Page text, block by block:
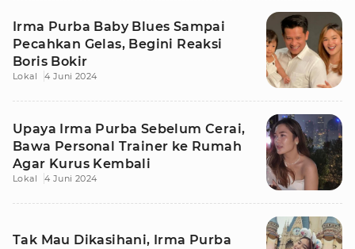
Irma Purba Baby Blues Sampai
Pecahkan Gelas, Begini Reaksi
Boris Bokir
Lokal 4 Juni 2024
Upaya Irma Purba Sebelum Cerai,
Bawa Personal Trainer ke Rumah
Agar Kurus Kembali
Lokal 4 Juni 2024
Tak Mau Dikasihani, Irma Purba